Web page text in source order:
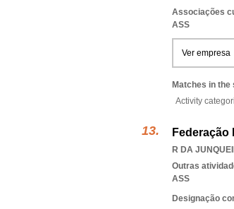
Associações
ASS
Ver empresa
Matches in the
Activity
Federação
R DA
Outras
ASS
Designação